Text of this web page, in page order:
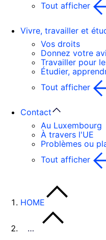
Tout afficher
Vivre, travailler et
Vos droits
Donnez votre
Travailler pour
Étudier,
Tout afficher
Contact
Au Luxembourg
À travers l'UE
Problèmes ou
Tout afficher
HOME
…